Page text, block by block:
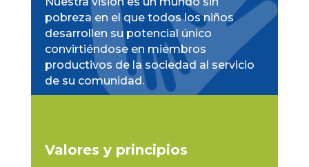
pobreza en el que todos los niños
desarrollen su potencial único
convirtiéndose en miembros
productivos de la sociedad al servicio
de su comunidad.
Valores y principios